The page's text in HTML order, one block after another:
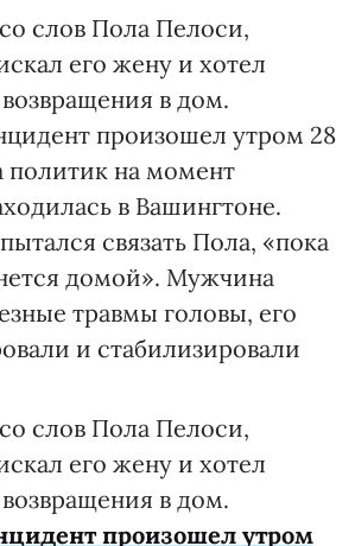
слов Пола Пелоси,
его жену и хотел
в дом.
произошел утром 28
политик на момент
в Вашингтоне.
связать Пола, «пока
домой». Мужчина
травмы головы, его
и стабилизировали
слов Пола Пелоси,
его жену и хотел
в дом.
произошел утром